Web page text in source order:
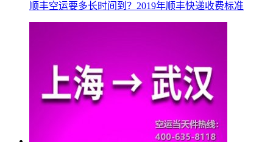
顺丰空运要多长时间到？2019年顺丰快递收费标准